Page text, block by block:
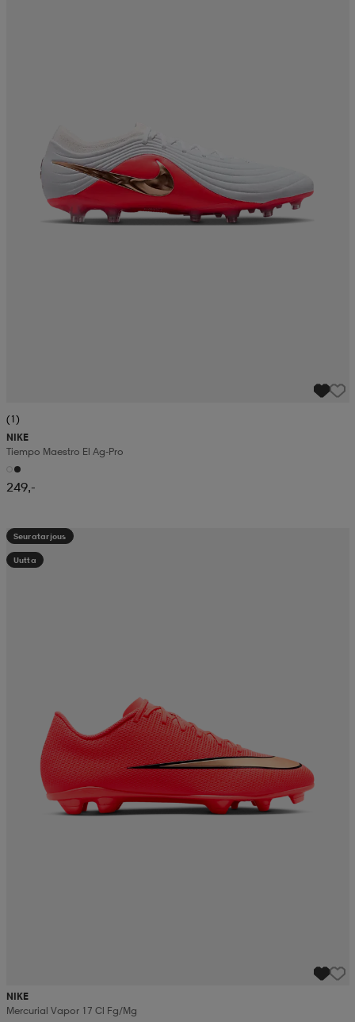
(1)
NIKE
Tiempo Maestro El Ag-Pro
249,-
Seuratarjous
Uutta
NIKE
Mercurial Vapor 17 Cl Fg/mg